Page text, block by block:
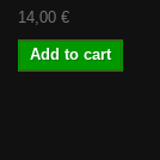
14,00 €
Add to cart